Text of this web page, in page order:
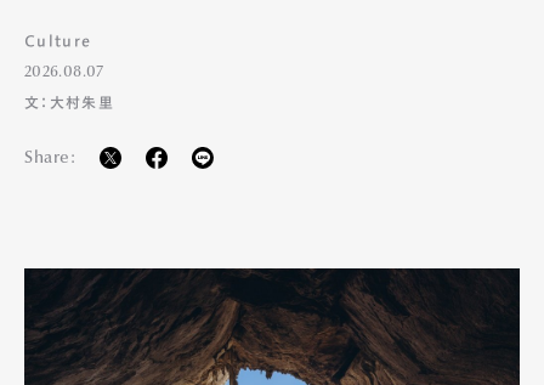
Culture
2026.08.07
文：大村朱里
Share: